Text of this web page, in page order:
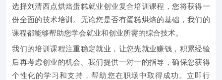
选择刘清西点烘焙蛋糕就业创业复合培训课程，您将获得一
份全面的技术培训。无论您是否有蛋糕烘焙的基础，我们的
课程都能够帮助您学会就业和创业所需的综合技术。
我们的培训课程注重稳定就业，让您先就业赚钱，积累经验
后再考虑创业的机会。我们提供一对一的指导，确保您获得
个性化的学习和支持，帮助您在职场中取得成功。立即行